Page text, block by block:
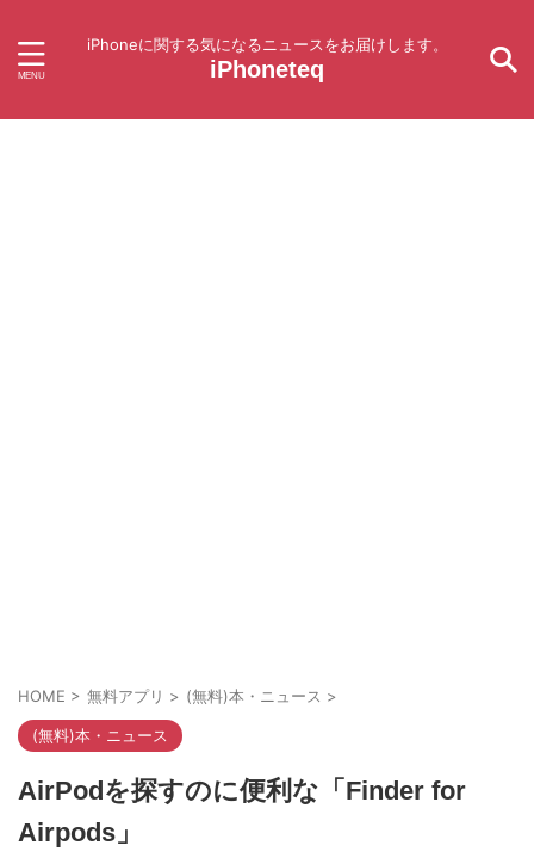
iPhoneに関する気になるニュースをお届けします。
iPhoneteq
HOME > 無料アプリ > (無料)本・ニュース >
(無料)本・ニュース
AirPodを探すのに便利な「Finder for
Airpods」